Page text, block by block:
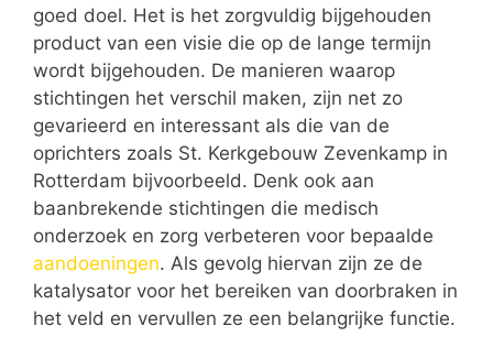
goed doel. Het is het zorgvuldig bijgehouden
product van een visie die op de lange termijn
wordt bijgehouden. De manieren waarop
stichtingen het verschil maken, zijn net zo
gevarieerd en interessant als die van de
oprichters zoals St. Kerkgebouw Zevenkamp in
Rotterdam bijvoorbeeld. Denk ook aan
baanbrekende stichtingen die medisch
onderzoek en zorg verbeteren voor bepaalde
aandoeningen. Als gevolg hiervan zijn ze de
katalysator voor het bereiken van doorbraken in
het veld en vervullen ze een belangrijke functie.